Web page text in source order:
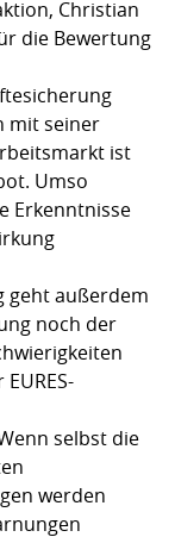
Christian
die Bewertung
mit seiner
ist
Umso
Erkenntnisse
geht außerdem
noch der
selbst die
werden